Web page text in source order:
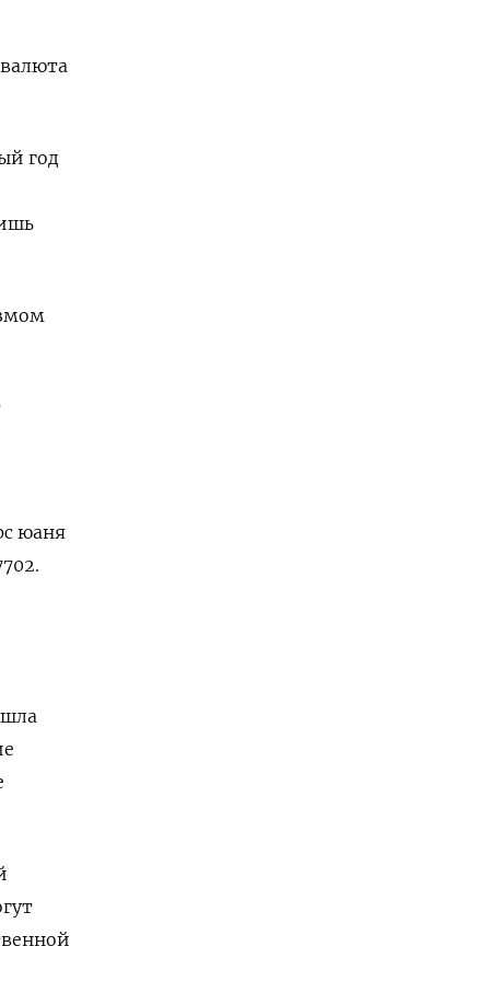
год
юаня